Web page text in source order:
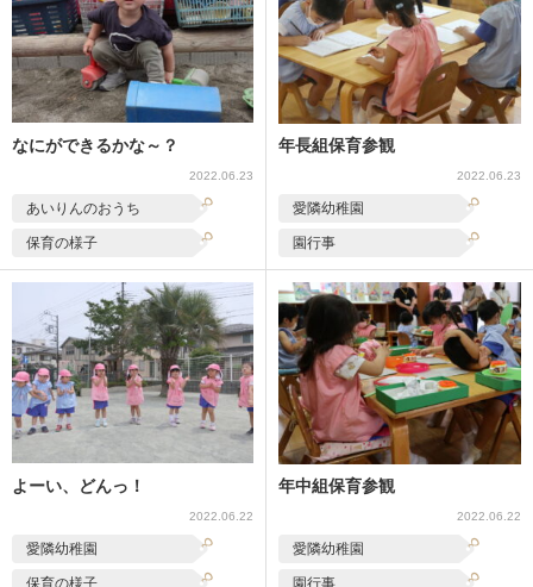
なにができるかな～？
2022.06.23
あいりんのおうち
保育の様子
年長組保育参観
2022.06.23
愛隣幼稚園
園行事
よーい、どんっ！
2022.06.22
愛隣幼稚園
保育の様子
年中組保育参観
2022.06.22
愛隣幼稚園
園行事